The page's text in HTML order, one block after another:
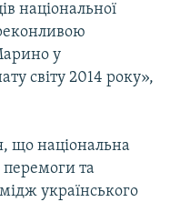
національної
у
світу 2014 року»,
що національна
та
українського